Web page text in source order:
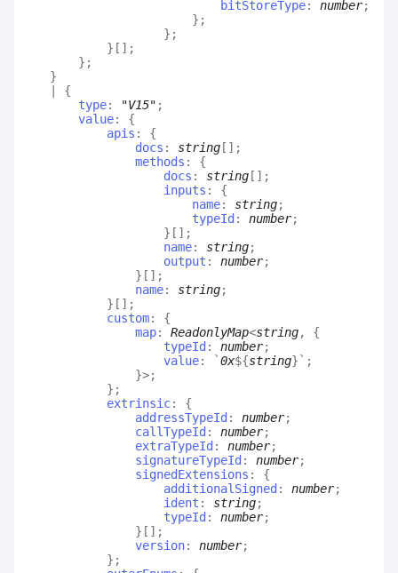
bitStoreType: number;
} ;
} ;
} [] ;
} ;
}
{
type: "V15" ;
value: {
apis : {
docs : string [] ;
methods : {
docs : string [] ;
inputs : {
name: string;
typeId : number;
} [] ;
name: string;
output : number;
} [] ;
name: string;
} [] ;
custom: {
map: ReadonlyMap<string, {
typeId : number;
value: `0x${string} ` ;
}>;
} ;
extrinsic: {
addressTypeId : number;
callTypeId : number;
extraTypeId : number;
signatureTypeId : number;
signedExtensions : {
additionalSigned : number;
ident : string;
typeId : number;
} [] ;
version: number;
} ;